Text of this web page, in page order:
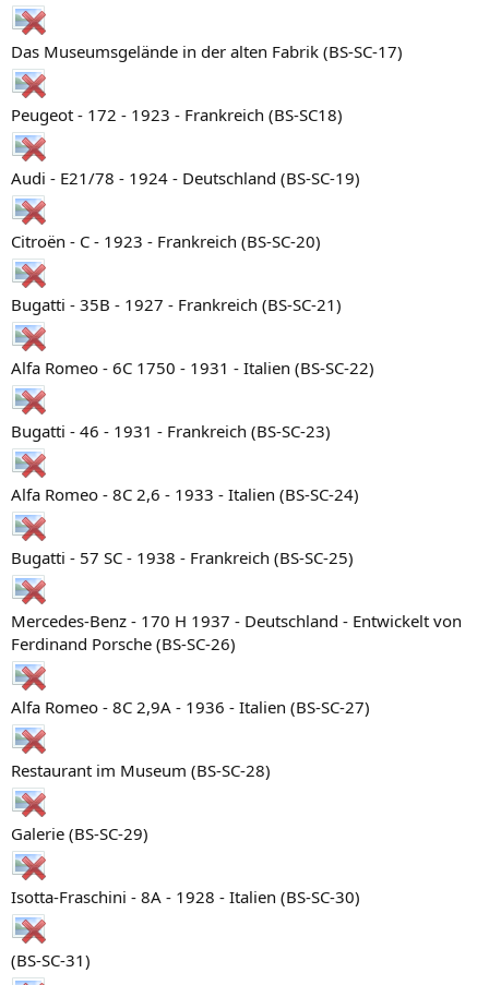
Das Museumsgelände in der alten Fabrik (BS-SC-17)
Peugeot - 172 - 1923 - Frankreich (BS-SC18)
Audi - E21/78 - 1924 - Deutschland (BS-SC-19)
Citroën - C - 1923 - Frankreich (BS-SC-20)
Bugatti - 35B - 1927 - Frankreich (BS-SC-21)
Alfa Romeo - 6C 1750 - 1931 - Italien (BS-SC-22)
Bugatti - 46 - 1931 - Frankreich (BS-SC-23)
Alfa Romeo - 8C 2,6 - 1933 - Italien (BS-SC-24)
Bugatti - 57 SC - 1938 - Frankreich (BS-SC-25)
Mercedes-Benz - 170 H 1937 - Deutschland - Entwickelt von
Ferdinand Porsche (BS-SC-26)
Alfa Romeo - 8C 2,9A - 1936 - Italien (BS-SC-27)
Restaurant im Museum (BS-SC-28)
Galerie (BS-SC-29)
Isotta-Fraschini - 8A - 1928 - Italien (BS-SC-30)
(BS-SC-31)